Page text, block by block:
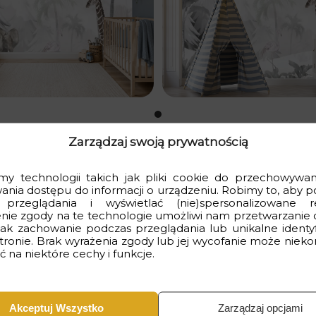
Zarządzaj swoją prywatnością
technologii takich jak pliki cookie do
dostępu do informacji o urządzeniu. Robimy to, aby
przeglądania i wyświetlać (nie)spersonalizowane
zgody na te technologie umożliwi nam przetwarzanie
zachowanie podczas przeglądania lub unikalne
Brak wyrażenia zgody lub jej wycofanie może
na niektóre cechy i funkcje.
Akceptuj Wszystko Zarządzaj opcjami
zwierząt dzięki tej uroczej fototapecie idealnej dla dzieci.
przygód.
małpy, papugi, słonie, zyrafy i lwy, co sprawi, że maluchy
ta będzie ozdobą pokoju dziecka przez wiele lat.